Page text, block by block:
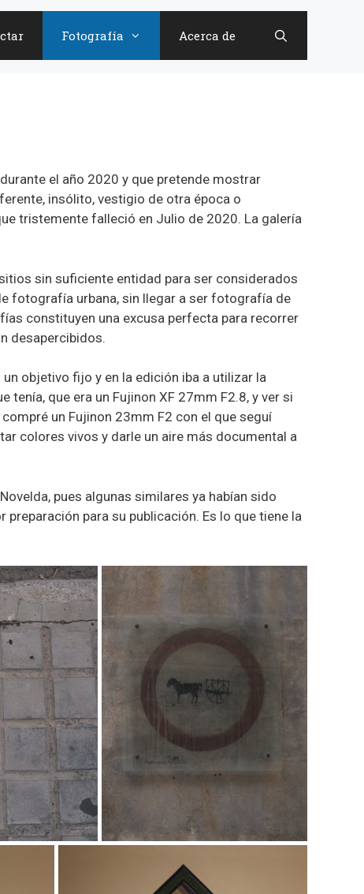
Fotografía Acerca de
durante el año 2020 y que pretende mostrar
insólito, vestigio de otra época o
tristemente falleció en Julio de 2020. La galería
sin suficiente entidad para ser considerados
fotografía urbana, sin llegar a ser fotografía de
constituyen una excusa perfecta para recorrer
desapercibidos.
objetivo fijo y en la edición iba a utilizar la
que era un Fujinon XF 27mm F2.8, y ver si
un Fujinon 23mm F2 con el que seguí
colores vivos y darle un aire más documental a
pues algunas similares ya habían sido
para su publicación. Es lo que tiene la